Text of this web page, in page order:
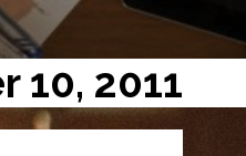
10, 2011